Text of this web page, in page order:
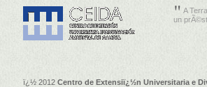
A
un
ï¿½ 2012 Centro de Extensiï¿½n Universitaria e